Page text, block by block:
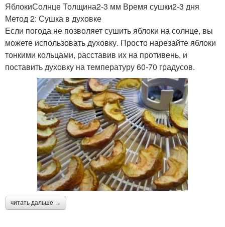
ЯблокиСолнце Толщина2-3 мм Время сушки2-3 дня
Метод 2: Сушка в духовке
Если погода не позволяет сушить яблоки на солнце, вы
можете использовать духовку. Просто нарезайте яблоки
тонкими кольцами, расставив их на противень, и
поставить духовку на температуру 60-70 градусов.
читать дальше →